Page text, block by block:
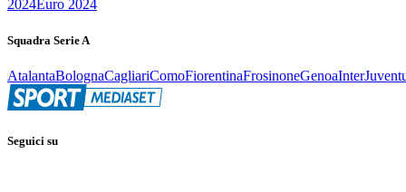
2024Euro 2024
Squadra Serie A
AtalantaBolognaCagliariComoFiorentinaFrosinoneGenoaInter
Seguici su